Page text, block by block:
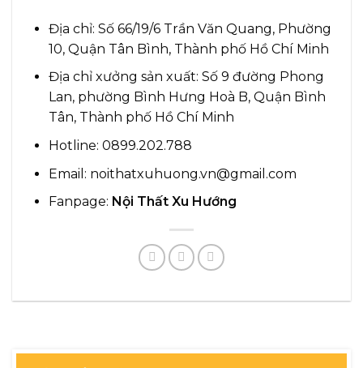
Địa chỉ: Số 66/19/6 Trần Văn Quang, Phường
10, Quận Tân Bình, Thành phố Hồ Chí Minh
Địa chỉ xưởng sản xuất: Số 9 đường Phong
Lan, phường Bình Hưng Hoà B, Quận Bình
Tân, Thành phố Hồ Chí Minh
Hotline: 0899.202.788
Email: noithatxuhuong.vn@gmail.com
Fanpage: Nội Thất Xu Hướng